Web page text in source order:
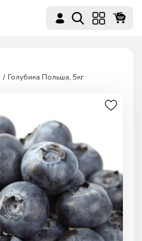
Голубика Польша, 5кг